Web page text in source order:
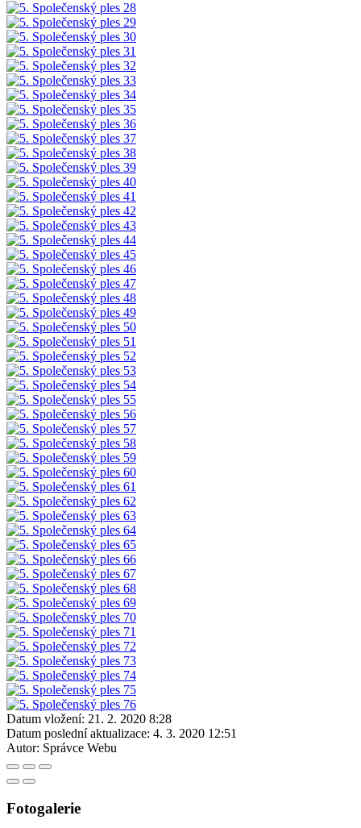
Datum vložení: 21. 2. 2020 8:28
Datum poslední aktualizace: 4. 3. 2020 12:51
Autor: Správce Webu
Fotogalerie